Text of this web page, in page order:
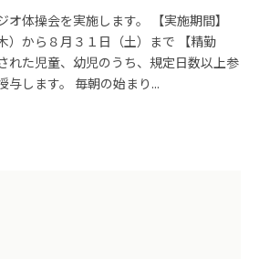
体操会を実施します。 【実施期間】
）から８月３１日（土）まで 【精勤
れた児童、幼児のうち、規定日数以上参
与します。 毎朝の始まり...